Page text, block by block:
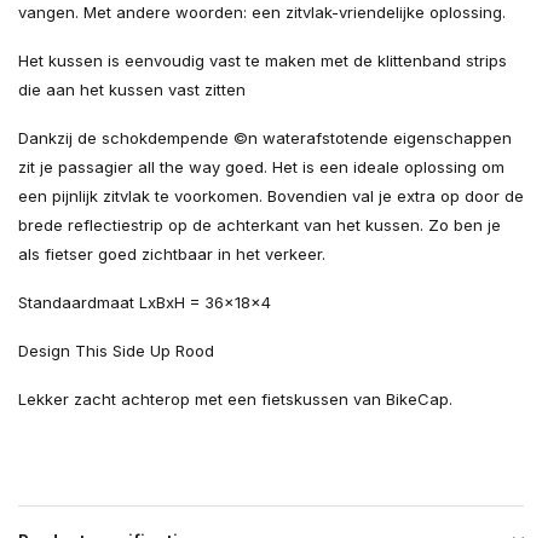
vangen. Met andere woorden: een zitvlak-vriendelijke oplossing.
Het kussen is eenvoudig vast te maken met de klittenband strips
die aan het kussen vast zitten
Dankzij de schokdempende ©n waterafstotende eigenschappen
zit je passagier all the way goed. Het is een ideale oplossing om
een pijnlijk zitvlak te voorkomen. Bovendien val je extra op door de
brede reflectiestrip op de achterkant van het kussen. Zo ben je
als fietser goed zichtbaar in het verkeer.
Standaardmaat LxBxH = 36x18x4
Design This Side Up Rood
Lekker zacht achterop met een fietskussen van BikeCap.